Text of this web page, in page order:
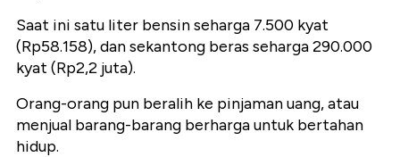
Saat ini satu liter bensin seharga 7.500 kyat
(Rp58.158), dan sekantong beras seharga 290.000
kyat (Rp2,2 juta).
Orang-orang pun beralih ke pinjaman uang, atau
menjual barang-barang berharga untuk bertahan
hidup.